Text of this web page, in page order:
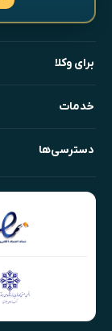
برای وکلا
خدمات
دسترسی‌ها